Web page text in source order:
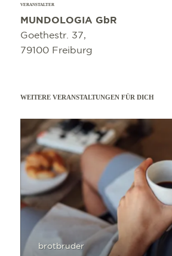
VERANSTALTER
MUNDOLOGIA GbR
Goethestr. 37,
79100 Freiburg
WEITERE VERANSTALTUNGEN FÜR DICH
brotbruder